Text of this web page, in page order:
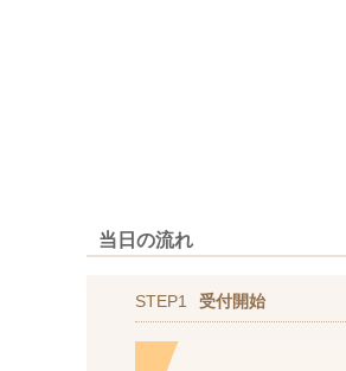
当日の流れ
STEP1 受付開始